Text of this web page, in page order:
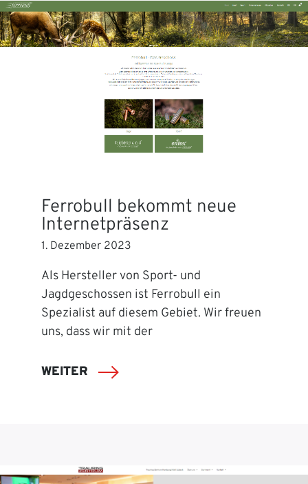
Ferrobull bekommt neue
Internetpräsenz
1. Dezember 2023
Als Hersteller von Sport- und
Jagdgeschossen ist Ferrobull ein
Spezialist auf diesem Gebiet. Wir freuen
uns, dass wir mit der
WEITER
SEITE
SEITESEITESEITESEITE